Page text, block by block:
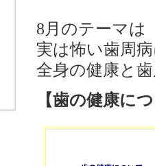
8月のテーマは
実は怖い歯周
全身の健康と
【歯の健康に